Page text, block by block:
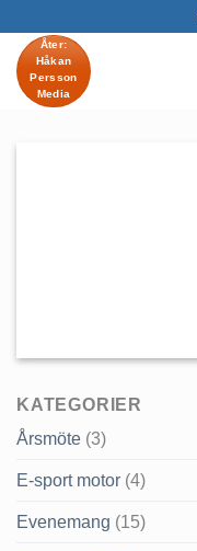
content
Åter:
Håkan
Persson
Media
KATEGORIER
Årsmöte (3)
E-sport motor (4)
Evenemang (15)